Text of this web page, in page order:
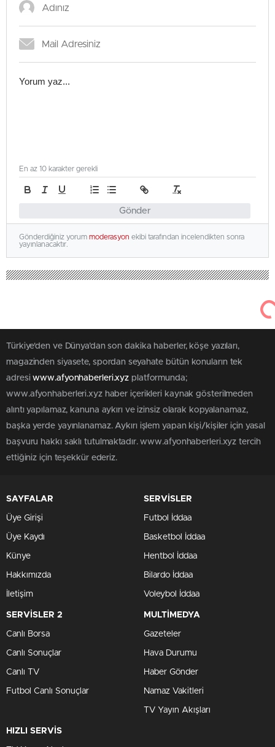
Gönder
En az 10 karakter gerekli
Gönderdiğiniz yorum moderasyon ekibi tarafından incelendikten sonra
yayınlanacaktır.
Türkiye'den ve Dünya’dan son dakika haberler, köşe yazıları,
magazinden siyasete, spordan seyahate bütün konuların tek
adresiwww.afyonhaberleri.xyz platformunda;
www.afyonhaberleri.xyz haber içerikleri kaynak gösterilmeden
alıntı yapılamaz, kanuna aykırı ve izinsiz olarak kopyalanamaz,
başka yerde yayınlanamaz. Aykırı işlem yapan kişi/kişiler için yasal
başvuru hakkı saklı tutulmaktadır. www.afyonhaberleri.xyz tercih
ettiğiniz için teşekkür ederiz.
SAYFALAR
Üye Girişi
Üye Kaydı
Künye
Hakkımızda
İletişim
SERVİSLER
Futbol İddaa
Basketbol İddaa
Hentbol İddaa
Bilardo İddaa
Voleybol İddaa
SERVİSLER 2
Canlı Borsa
Canlı Sonuçlar
Canlı TV
Futbol Canlı Sonuçlar
MULTİMEDYA
Gazeteler
Hava Durumu
Haber Gönder
Namaz Vakitleri
TV Yayın Akışları
HIZLI SERVİS